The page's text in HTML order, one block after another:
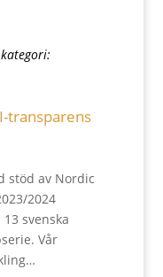
transparens
stöd av Nordic
2024
svenska
Vår